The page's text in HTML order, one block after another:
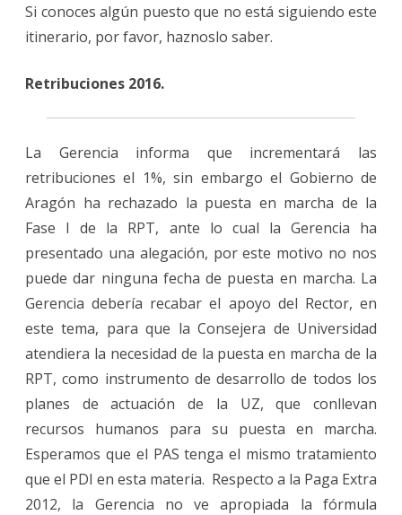
Si conoces algún puesto que no está siguiendo este
itinerario, por favor, haznoslo saber.
Retribuciones 2016.
La Gerencia informa que incrementará las
retribuciones el 1%, sin embargo el Gobierno de
Aragón ha rechazado la puesta en marcha de la
Fase I de la RPT, ante lo cual la Gerencia ha
presentado una alegación, por este motivo no nos
puede dar ninguna fecha de puesta en marcha. La
Gerencia debería recabar el apoyo del Rector, en
este tema, para que la Consejera de Universidad
atendiera la necesidad de la puesta en marcha de la
RPT, como instrumento de desarrollo de todos los
planes de actuación de la UZ, que conllevan
recursos humanos para su puesta en marcha.
Esperamos que el PAS tenga el mismo tratamiento
que el PDI en esta materia. Respecto a la Paga Extra
2012, la Gerencia no ve apropiada la fórmula